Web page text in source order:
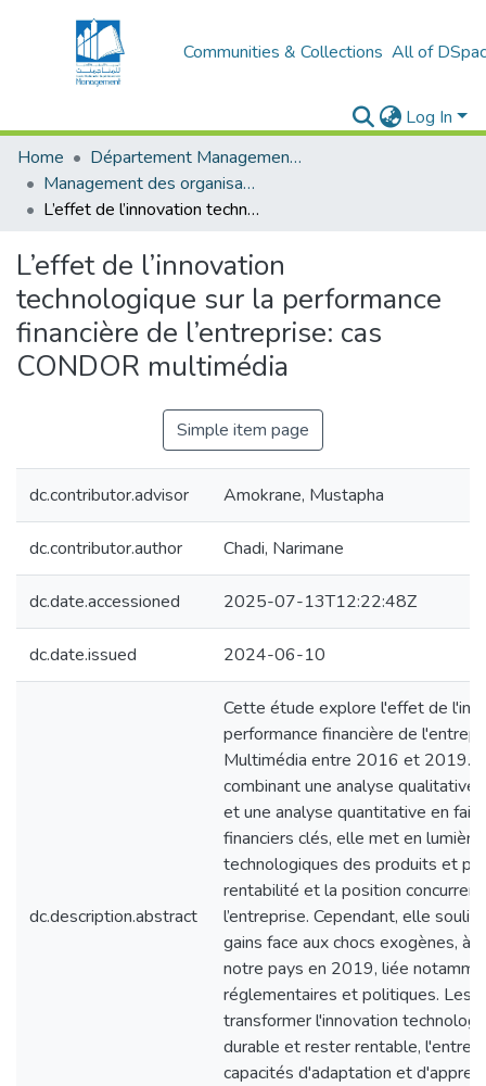
Communities & Collections All of
Log In
Home
Département Management Des Organisations
Management des organisations (MDO)
L’effet de l’innovation technologique sur la performance financière de l’entreprise: cas CONDOR multimédia
L’effet de l’innovation
technologique sur la performance
financière de l’entreprise: cas
CONDOR multimédia
Simple item page
dc.contributor.advisor Amokrane, Mustapha
dc.contributor.author Chadi, Narimane
dc.date.accessioned 2025-07-13T12:22:48Z
dc.date.issued 2024-06-10
dc.description.abstract
Cette étude explore l'effet de
performance financière de
Multimédia entre 2016 et 2019.
combinant une analyse
et une analyse quantitative en
financiers clés, elle met en
technologiques des produits et
rentabilité et la position
l’entreprise. Cependant, elle
gains face aux chocs exogènes, à
notre pays en 2019, liée
réglementaires et politiques. Les
transformer l'innovation
durable et rester rentable,
capacités d'adaptation et